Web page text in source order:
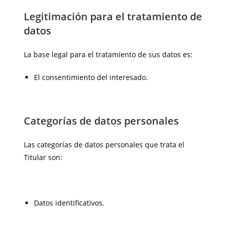
Legitimación para el tratamiento de
datos
La base legal para el tratamiento de sus datos es:
El consentimiento del interesado.
Categorías de datos personales
Las categorías de datos personales que trata el
Titular son:
Datos identificativos.